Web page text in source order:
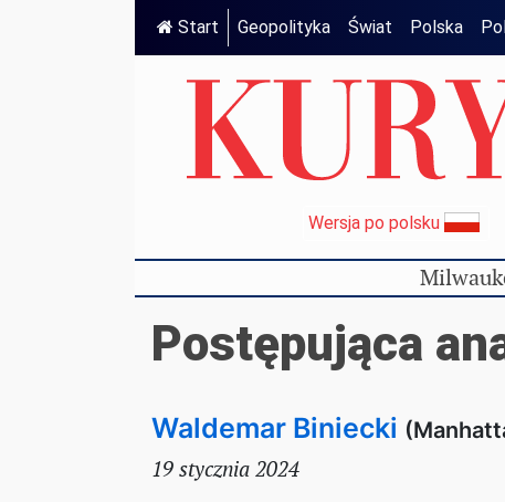
Start Geopolityka Świat Polska
Wersja po polsku
Postępująca
Waldemar Biniecki
19 stycznia 2024